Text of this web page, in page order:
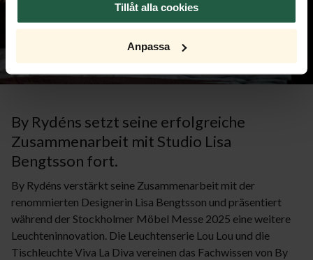
Tillåt alla cookies
Anpassa
By Rydéns setzt seine erfolgreiche
Zusammenarbeit mit Studio Lisa
Bengtsson fort.
By Rydéns verstärkt seine Zusammenarbeit mit der
renommierten Designerin Lisa Bengtsson und präsentiert
während der Stockholmer Möbel Messe 2025 eine weitere
Leuchteninnovation. Die Leuchtenserie Lou Lou und die
Tischleuchte Viva La Diva vereinen das Fachwissen von By